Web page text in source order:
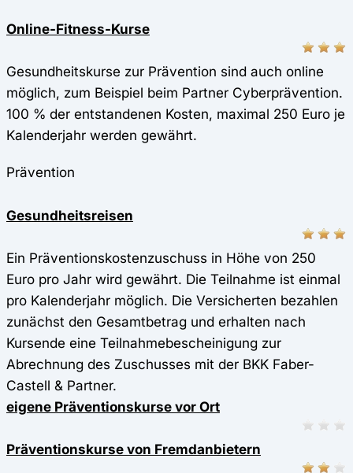
Online-Fitness-Kurse
Gesundheitskurse zur Prävention sind auch online
möglich, zum Beispiel beim Partner Cyberprävention.
100 % der entstandenen Kosten, maximal 250 Euro je
Kalenderjahr werden gewährt.
Prävention
Gesundheitsreisen
Ein Präventionskostenzuschuss in Höhe von 250
Euro pro Jahr wird gewährt. Die Teilnahme ist einmal
pro Kalenderjahr möglich. Die Versicherten bezahlen
zunächst den Gesamtbetrag und erhalten nach
Kursende eine Teilnahmebescheinigung zur
Abrechnung des Zuschusses mit der BKK Faber-
Castell & Partner.
eigene Präventionskurse vor Ort
Präventionskurse von Fremdanbietern